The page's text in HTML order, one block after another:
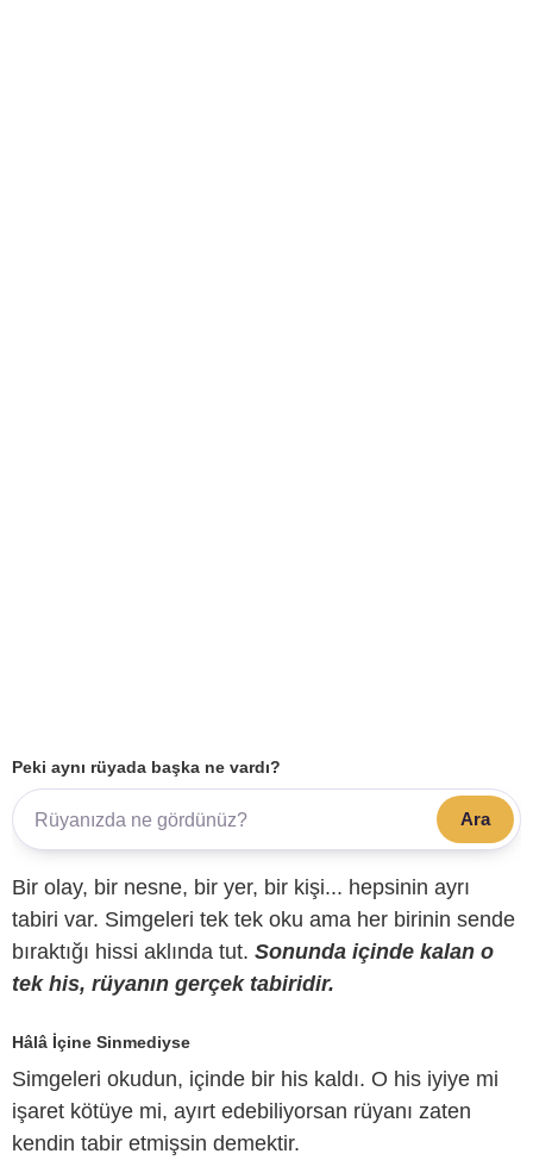
Peki aynı rüyada başka ne vardı?
Ara
Bir olay, bir nesne, bir yer, bir kişi... hepsinin ayrı
tabiri var. Simgeleri tek tek oku ama her birinin sende
bıraktığı hissi aklında tut. Sonunda içinde kalan o
tek his, rüyanın gerçek tabiridir.
Hâlâ İçine Sinmediyse
Simgeleri okudun, içinde bir his kaldı. O his iyiye mi
işaret kötüye mi, ayırt edebiliyorsan rüyanı zaten
kendin tabir etmişsin demektir.